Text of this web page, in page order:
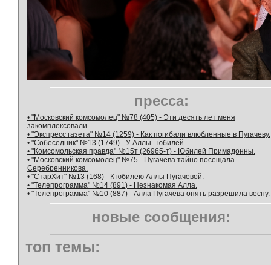
пресса:
• "Московский комсомолец" №78 (405) - Эти десять лет меня
закомплексовали.
• "Экспресс газета" №14 (1259) - Как погибали влюбленные в Пугачеву.
• "Собеседник" №13 (1749) - У Аллы - юбилей.
• "Комсомольская правда" №15т (26965-т) - Юбилей Примадонны.
• "Московский комсомолец" №75 - Пугачева тайно посещала
Серебренникова.
• "СтарХит" №13 (168) - К юбилею Аллы Пугачевой.
• "Телепрограмма" №14 (891) - Незнакомая Алла.
• "Телепрограмма" №10 (887) - Алла Пугачева опять разрешила весну.
новые сообщения:
топ темы: